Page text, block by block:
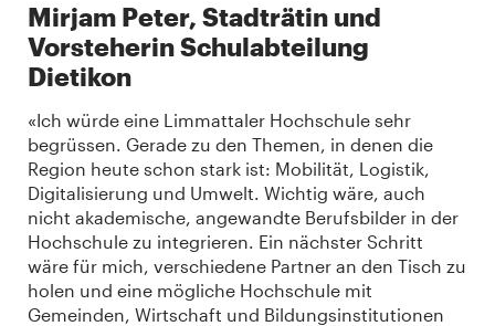
Mirjam Peter, Stadträtin und
Vorsteherin Schulabteilung
Dietikon
«Ich würde eine Limmattaler Hochschule sehr
begrüssen. Gerade zu den Themen, in denen die
Region heute schon stark ist: Mobilität, Logistik,
Digitalisierung und Umwelt. Wichtig wäre, auch
nicht akademische, angewandte Berufsbilder in der
Hochschule zu integrieren. Ein nächster Schritt
wäre für mich, verschiedene Partner an den Tisch zu
holen und eine mögliche Hochschule mit
Gemeinden, Wirtschaft und Bildungsinstitutionen